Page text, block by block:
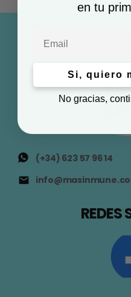
(+34) 623 57 96 14
REDES
en tu
Si, quiero
No gracias,